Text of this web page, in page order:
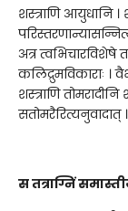
शस्त्राणि आयुधानि ।
अत्र त्वभिचारविशेषे
कलिद्रुमविकाराः ।
शस्त्राणि तोमरादीनि
सतोमरैरित्यनुवादात्
स तत्राग्निं